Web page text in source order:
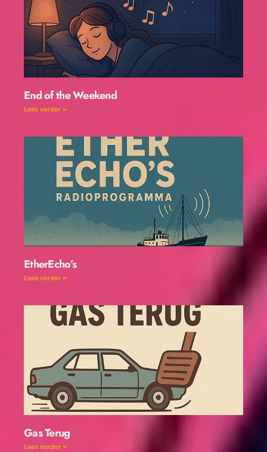
End of the Weekend
Lees verder »
EtherEcho’s
Lees verder »
Gas Terug
Lees verder »